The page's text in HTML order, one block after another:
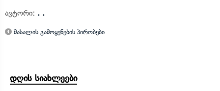
ავტორი: . .
მასალის გამოყენების პირობები
დღის სიახლეები